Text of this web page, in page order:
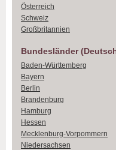
Österreich
Schweiz
Großbritannien
Bundesländer
Baden-Württemberg
Bayern
Berlin
Brandenburg
Hamburg
Hessen
Mecklenburg-Vorpommern
Niedersachsen